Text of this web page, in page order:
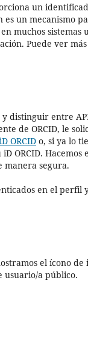
un
un mecanismo
muchos
Puede ver más
distinguir entre
de ORCID, le
ORCID o, si ya lo
ORCID. Hacemos
manera segura.
en el perfil
el ícono de
usuario/a público.